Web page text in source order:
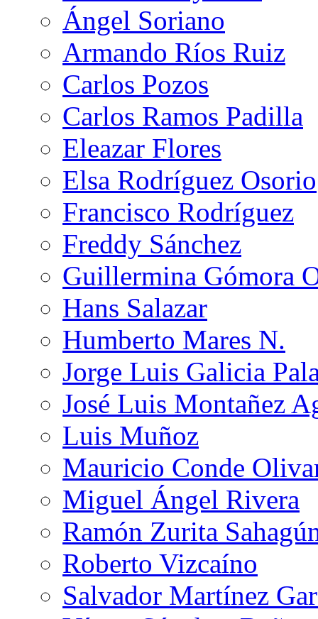
Ángel Soriano
Armando Ríos Ruiz
Carlos Pozos
Carlos Ramos Padilla
Eleazar Flores
Elsa Rodríguez Osorio
Francisco Rodríguez
Freddy Sánchez
Guillermina Gómora
Hans Salazar
Humberto Mares N.
Jorge Luis Galicia
José Luis Montañez
Luis Muñoz
Mauricio Conde
Miguel Ángel Rivera
Ramón Zurita
Roberto Vizcaíno
Salvador Martínez